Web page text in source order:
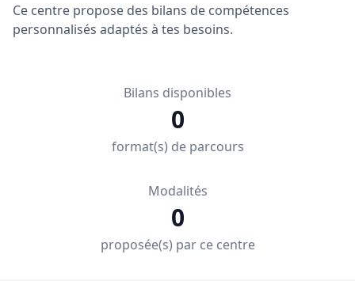
Ce centre propose des bilans de compétences
personnalisés adaptés à tes besoins.
Bilans disponibles
0
format(s) de parcours
Modalités
0
proposée(s) par ce centre